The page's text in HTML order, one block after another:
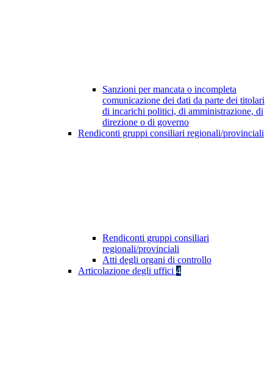
Sanzioni per mancata o incompleta
comunicazione dei dati da parte dei titolari
di incarichi politici, di amministrazione, di
direzione o di governo
Rendiconti gruppi consiliari regionali/provinciali
Rendiconti gruppi consiliari
regionali/provinciali
Atti degli organi di controllo
Articolazione degli uffici 4